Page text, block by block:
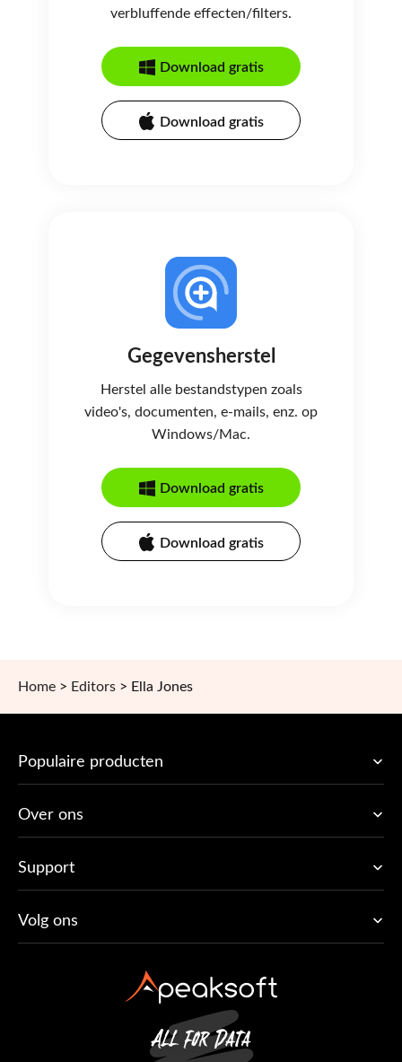
verbluffende effecten/filters.
Download gratis
Download gratis
Gegevensherstel
Herstel alle bestandstypen zoals
video's, documenten, e-mails, enz. op
Windows/Mac.
Download gratis
Download gratis
Home > Editors > Ella Jones
Populaire producten
Over ons
Support
Volg ons